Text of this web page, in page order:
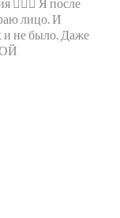
🧙‍♀️✨ Я после
лицо. И
и не было. Даже